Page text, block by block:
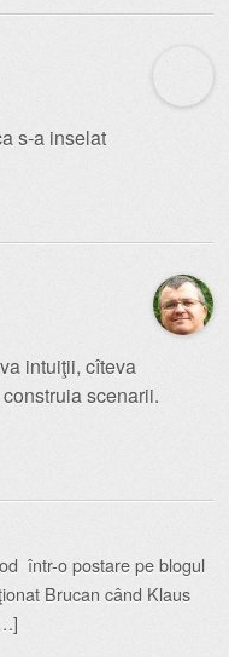
s-a inselat
intuiţii, cîteva
scenarii.
într-o postare pe blogul
Brucan când Klaus